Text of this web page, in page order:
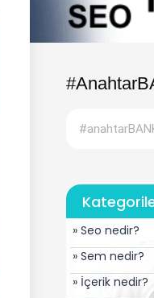
» Seo nedir?
» Sem nedir?
» İçerik nedir?